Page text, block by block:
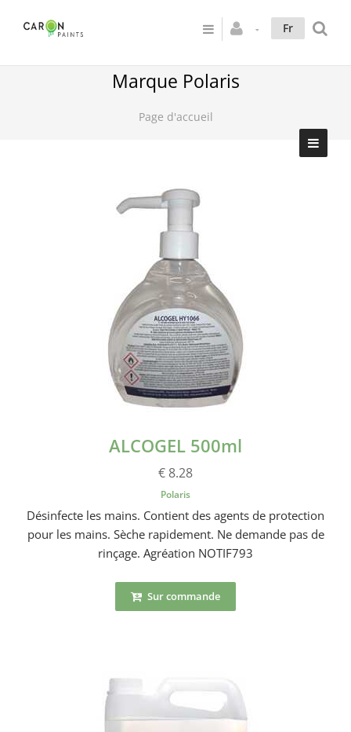
Fr
Marque Polaris
Page d'accueil
ALCOGEL 500ml
€ 8.28
Polaris
Désinfecte les mains. Contient des agents de protection
pour les mains. Sèche rapidement. Ne demande pas de
rinçage. Agréation NOTIF793
Sur commande